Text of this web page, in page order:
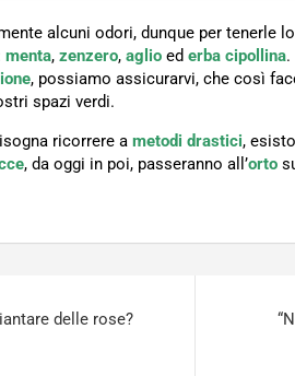
alcuni odori, dunque per tenerle
menta, zenzero, aglio ed erba cipollina.
, possiamo assicurarvi, che così
spazi verdi.
ricorrere a metodi drastici,
, da oggi in poi, passeranno all’orto
delle rose?